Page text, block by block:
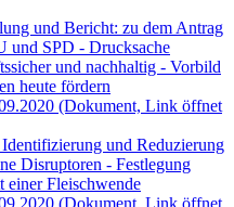
und Bericht: zu dem Antrag
und SPD - Drucksache
und nachhaltig - Vorbild
heute fördern
(Dokument, Link öffnet
und Reduzierung
Disruptoren - Festlegung
einer Fleischwende